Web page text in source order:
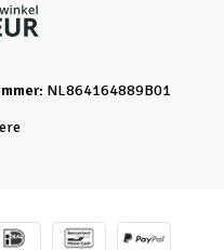
NL864164889B01